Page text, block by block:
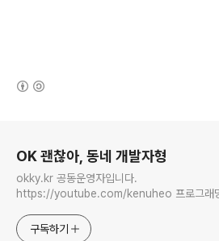
OK 괜찮아, 동네 개발자형
okky.kr 공동운영자입니다.
https://youtube.com/
구독하기